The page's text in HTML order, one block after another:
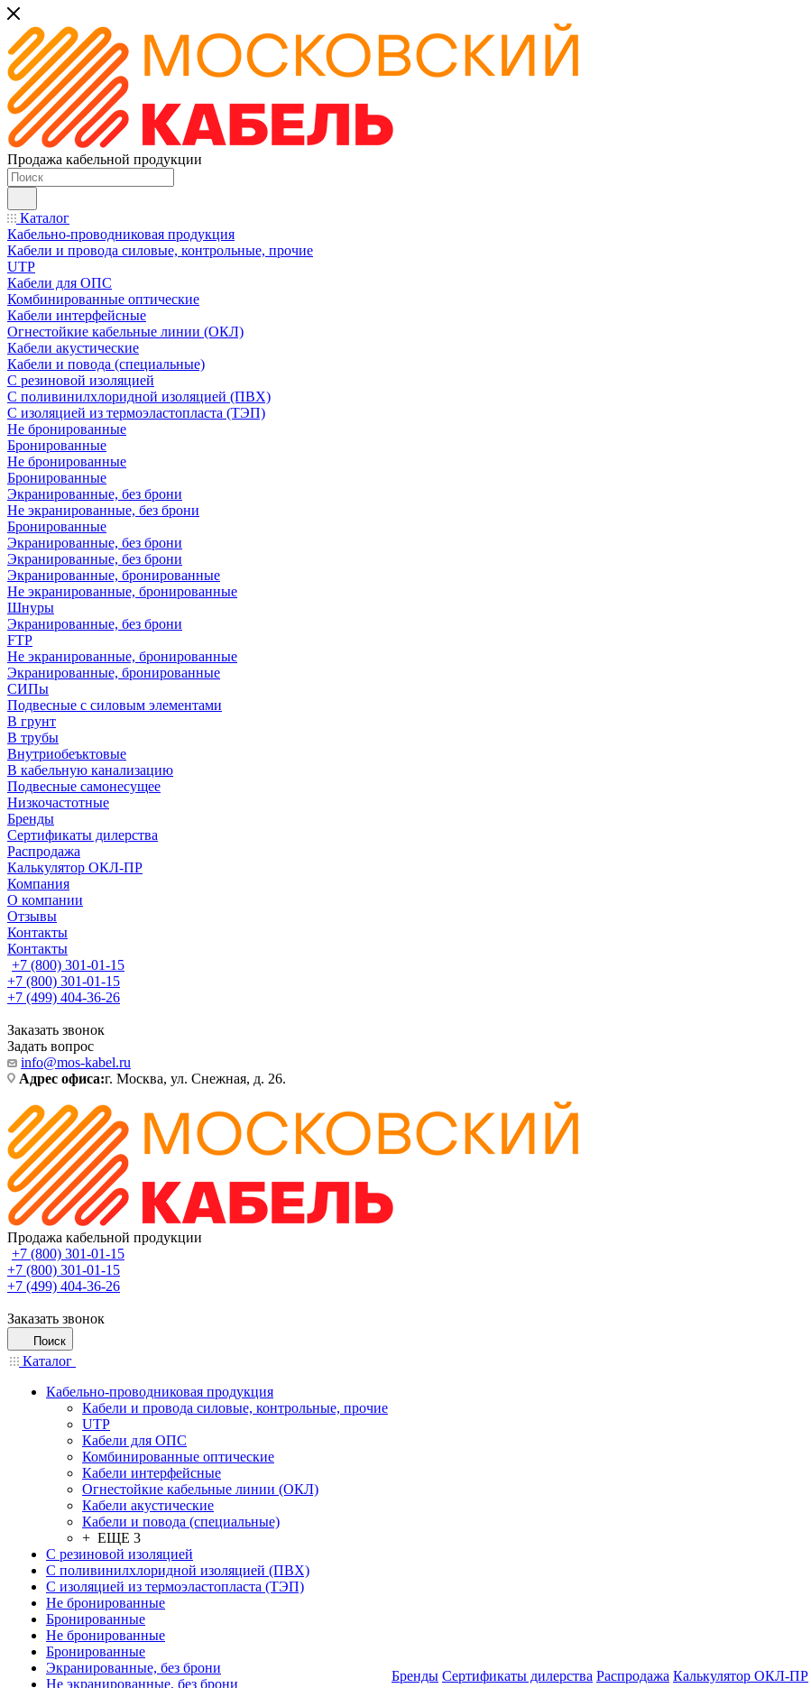
Продажа кабельной продукции
Каталог
Кабельно-проводниковая продукция
Кабели и провода силовые, контрольные, прочие
UTP
Кабели для ОПС
Комбинированные оптические
Кабели интерфейсные
Огнестойкие кабельные линии (ОКЛ)
Кабели акустические
Кабели и повода (специальные)
С резиновой изоляцией
С поливинилхлоридной изоляцией (ПВХ)
С изоляцией из термоэластопласта (ТЭП)
Не бронированные
Бронированные
Не бронированные
Бронированные
Экранированные, без брони
Не экранированные, без брони
Бронированные
Экранированные, без брони
Экранированные, без брони
Экранированные, бронированные
Не экранированные, бронированные
Шнуры
Экранированные, без брони
FTP
Не экранированные, бронированные
Экранированные, бронированные
СИПы
Подвесные с силовым элементами
В грунт
В трубы
Внутриобеъктовые
В кабельную канализацию
Подвесные самонесущее
Низкочастотные
Бренды
Сертификаты дилерства
Распродажа
Калькулятор ОКЛ-ПР
Компания
О компании
Отзывы
Контакты
Контакты
+7 (800) 301-01-15
+7 (800) 301-01-15
+7 (499) 404-36-26
Заказать звонок
Задать вопрос
info@mos-kabel.ru
Адрес офиса:г. Москва, ул. Снежная, д. 26.
Продажа кабельной продукции
+7 (800) 301-01-15
+7 (800) 301-01-15
+7 (499) 404-36-26
Заказать звонок
Поиск
Каталог
Кабельно-проводниковая продукция
Кабели и провода силовые, контрольные, прочие
UTP
Кабели для ОПС
Комбинированные оптические
Кабели интерфейсные
Огнестойкие кабельные линии (ОКЛ)
Кабели акустические
Кабели и повода (специальные)
+ ЕЩЕ 3
С резиновой изоляцией
С поливинилхлоридной изоляцией (ПВХ)
С изоляцией из термоэластопласта (ТЭП)
Не бронированные
Бронированные
Не бронированные
Бронированные
Экранированные, без брони
Не экранированные, без брони
Бренды Сертификаты дилерства Распродажа Калькулятор ОКЛ-ПР